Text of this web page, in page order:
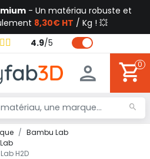
- Un matériau robuste et
8,30€ HT / Kg ! 💥
4.9/5
0
Bambu Lab
H2D